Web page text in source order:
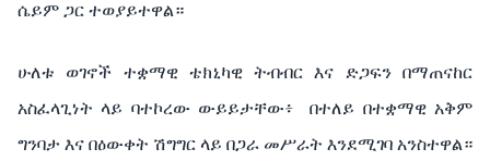
ሴይም ጋር ተወያይተዋል።
ሁለቱ ወገኖች ተቋማዊ ቴክኒካዊ ትብብር እና ድጋፍን በማጠናከር
አስፈላጊነት ላይ ባተኮረው ውይይታቸው፥
በተለይ በተቋማዊ አቅም
ግንባታ እና በዕውቀት ሽግግር ላይ በጋራ መሥራት እንደሚገባ አንስተዋል።